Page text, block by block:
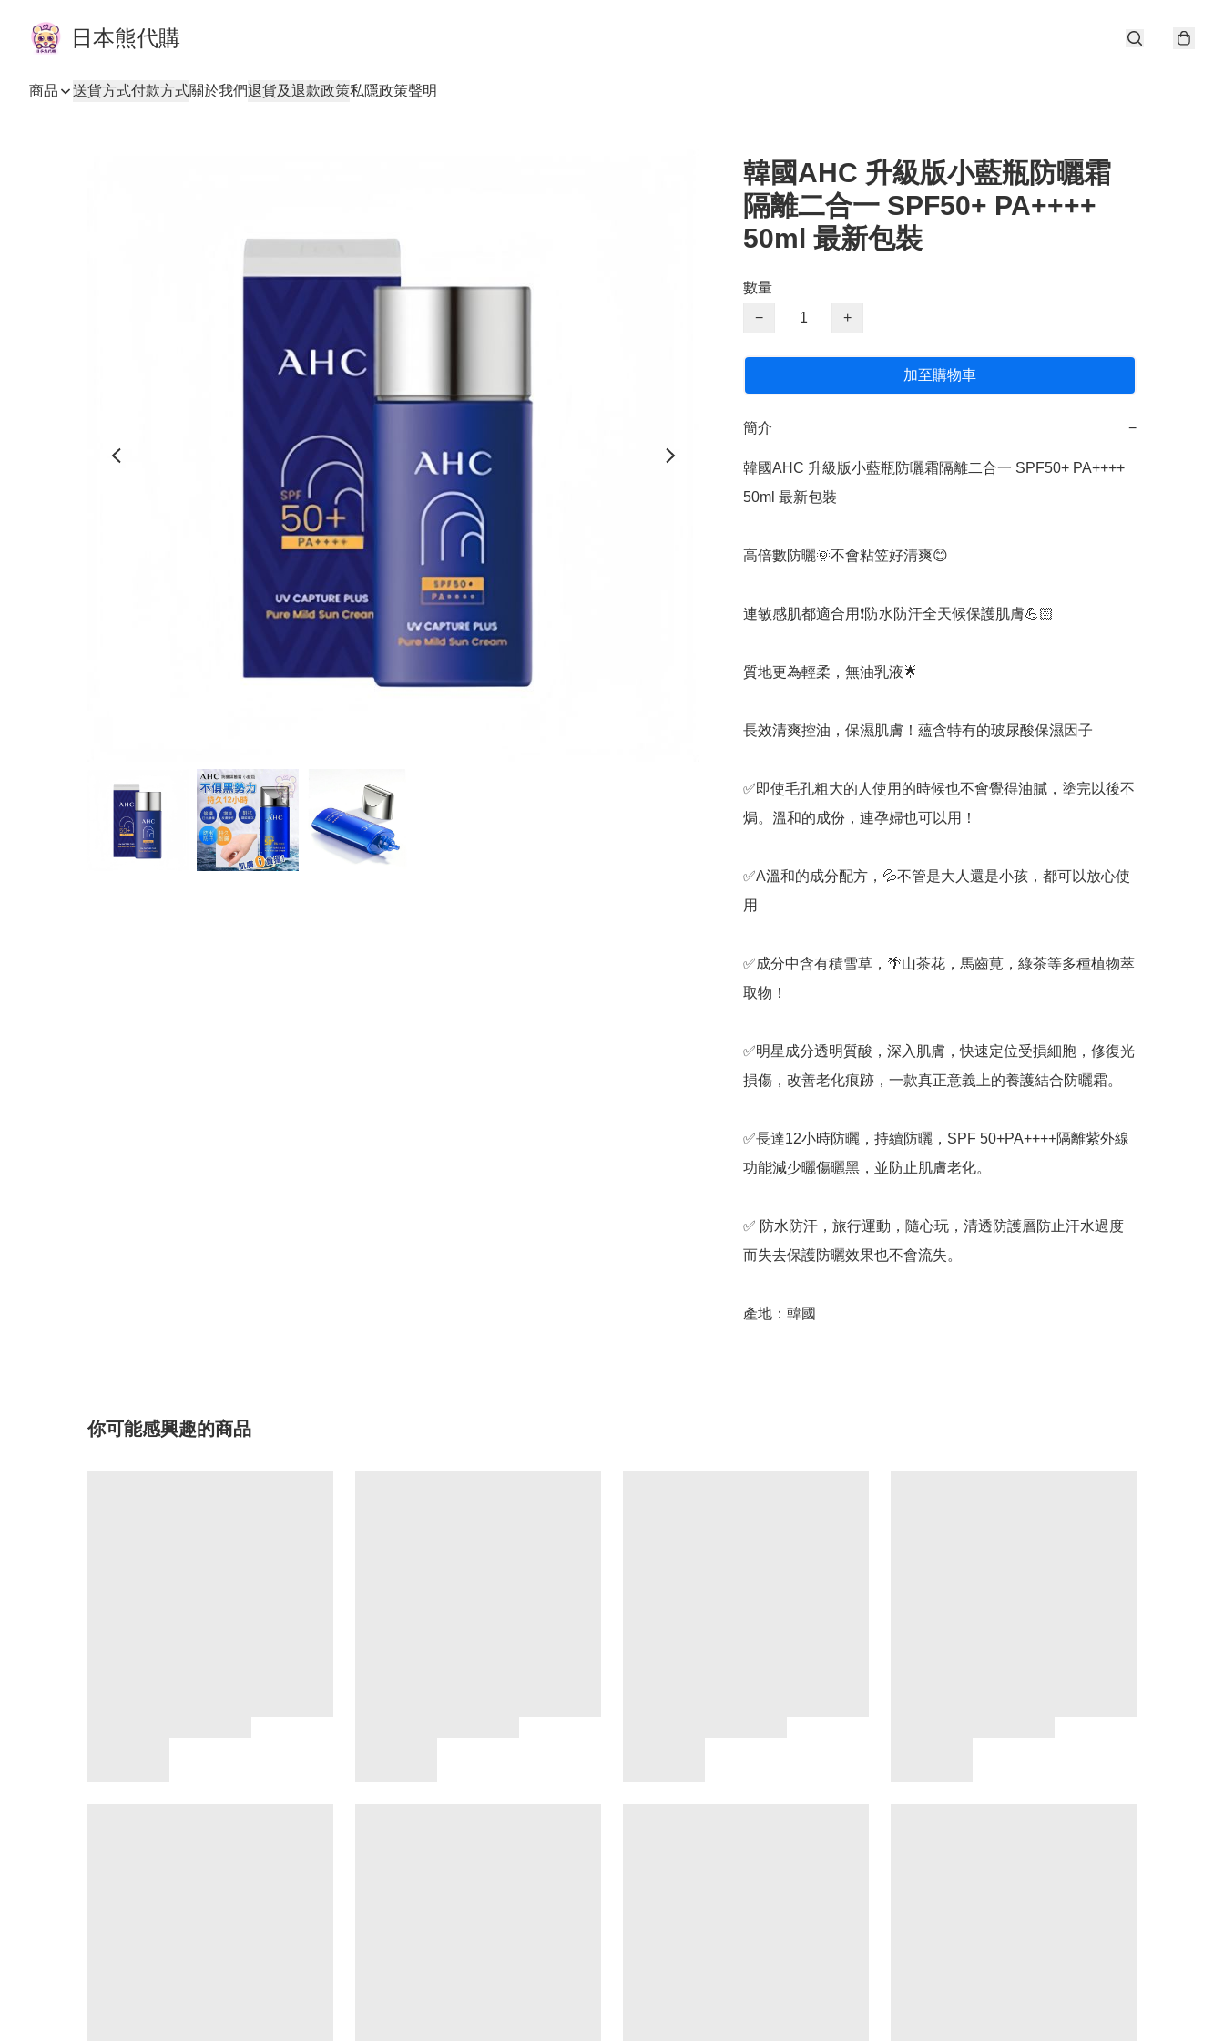
日本熊代購
商品 送貨方式付款方式關於我們退貨及退款政策私隱政策聲明
韓國AHC 升級版小藍瓶防曬霜
隔離二合一 SPF50+ PA++++
50ml 最新包裝
數量
−
+
加至購物車
簡介 −
韓國AHC 升級版小藍瓶防曬霜隔離二合一 SPF50+ PA++++
50ml 最新包裝
高倍數防曬🌞不會粘笠好清爽😊
連敏感肌都適合用❗防水防汗全天候保護肌膚💪🏻
質地更為輕柔，無油乳液🌟
長效清爽控油，保濕肌膚！蘊含特有的玻尿酸保濕因子
✅即使毛孔粗大的人使用的時候也不會覺得油膩，塗完以後不
焗。溫和的成份，連孕婦也可以用！
✅A溫和的成分配方，💦不管是大人還是小孩，都可以放心使
用
✅成分中含有積雪草，🌴山茶花，馬齒莧，綠茶等多種植物萃
取物！
✅明星成分透明質酸，深入肌膚，快速定位受損細胞，修復光
損傷，改善老化痕跡，一款真正意義上的養護結合防曬霜。
✅長達12小時防曬，持續防曬，SPF 50+PA++++隔離紫外線
功能減少曬傷曬黑，並防止肌膚老化。
✅ 防水防汗，旅行運動，隨心玩，清透防護層防止汗水過度
而失去保護防曬效果也不會流失。
產地：韓國
你可能感興趣的商品